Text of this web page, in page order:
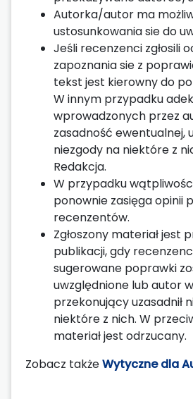
Autorka/autor ma
ustosunkowania sie do
Jeśli recenzenci zgłosili
zapoznania sie z
tekst jest kierowny do
W innym przypadku
wprowadzonych przez
zasadność ewentualnej,
niezgody na niektóre z
Redakcja.
W przypadku
ponownie zasięga opinii
recenzentów.
Zgłoszony materiał jest
publikacji, gdy
sugerowane poprawki
uwzględnione lub autor
przekonujący uzasadnił
niektóre z nich. W
materiał jest odrzucany.
Zobacz takżeWytyczne dla